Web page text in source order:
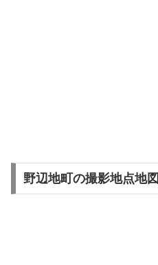
野辺地町の撮影地点地図